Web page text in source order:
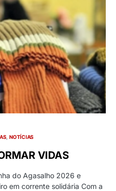
NOTÍCIAS
VIDAS
do Agasalho 2026 e
em corrente solidária Com a